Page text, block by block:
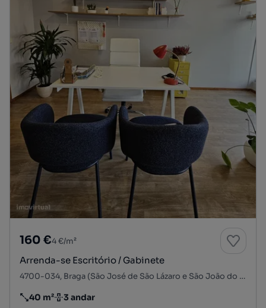
160 €4 €/m²
Arrenda-se Escritório / Gabinete
4700-034, Braga (São José de São Lázaro e São João do Souto), Braga, Braga
Preço por metro quadrado
40 m²
Andar 3 andar